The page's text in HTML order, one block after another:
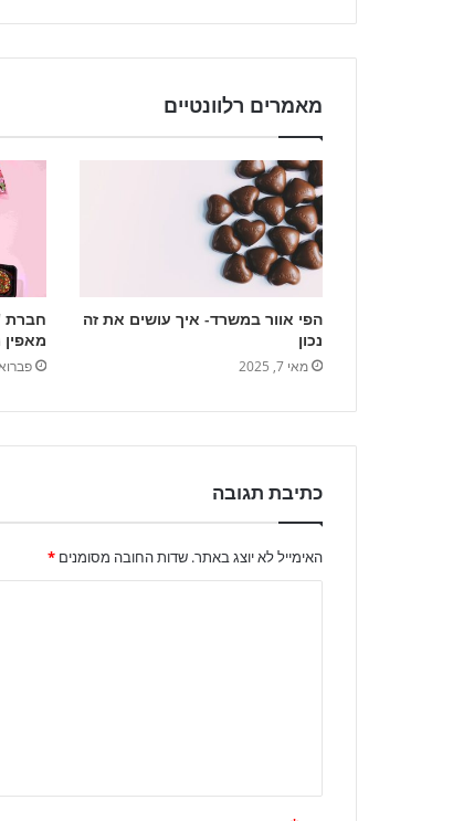
מאמרים רלוונטיים
הפי אוור במשרד- איך עושים את זה
נכון
מאי 7, 2025
חברת
מאפין
פברואר 20,
כתיבת תגובה
האימייל לא יוצג באתר. שדות החובה מסומנים *